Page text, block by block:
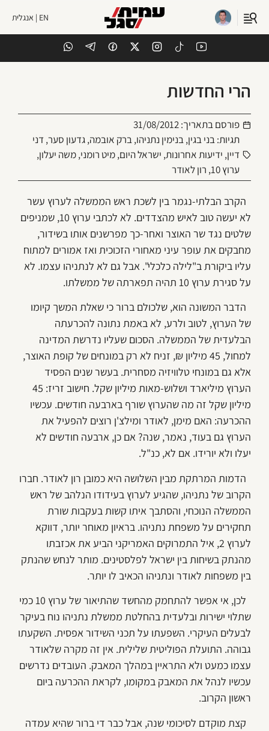
EN | אנגלית
הרי החדשות
פורסם בתאריך:31/08/2012
תגיות:בני בגין,בנימין נתניהו,ברק אובמה,גדעון סער, דני
דיין, ידיעות אחרונות, ישראל היום,מיט רומני,משה יעלון,
ערוץ 10
, רון לאודר
הקרב הבלתי-נגמר בין לשכת ראש הממשלה לערוץ עשר
לא יעשה טוב לאיש מהצדדים. לא לכתבי ערוץ 10, שמניפים
שלטים נגד שר האוצר ואחר-כך מפרשנים אותו בשידור,
מחבקים את עופר עיני מאחורי הזכוכית ואז אמורים למתוח
עליו ביקורת ב"לילה כלכלי". אבל גם לא לנתניהו עצמו. לא
על סגירת ערוץ 10 תהיה תפארתה של ממשלתו.
הדבר המשונה הוא, שלכולם ברור כי שאלת המשך קיומו
של הערוץ, לטוב ולרע, לא באמת נתונה להכרעתה
הבלעדית של הממשלה. הסכום שעליו נדרשת המדינה
למחול, 45 מיליון ₪, זניח לא רק במונחים של קופת האוצר,
אלא גם במונחי טלוויזיה מסחרית. בעשר שנים הפסיד
הערוץ מיליארד ושלוש-מאות מיליון שקל. חישוב זריז: 45
מיליון שקל זה מה שהערוץ שורף בארבעה חודשים. עכשיו
ההכרעה: האם מימן, לאודר ומילצ'ן רוצים להפעיל את
הערוץ גם בעוד, נאמר, שנה? אם כן, ארבעה חודשים לא
יעלו ולא יורידו. אם לא, כנ"ל.
הדמות המרתקת מבין השלושה היא כמובן רון לאודר. חברו
הקרוב של נתניהו, שהגיע לערוץ בעידודו הנלהב של ראש
הממשלה הנוכחי, והסתבך איתו קשות בעקבות שורת
תחקירים על משפחת נתניהו. בראיון מאוחר יותר, דווקא
לערוץ 2, איל התמרוקים האמריקני הביע את אכזבתו
מהנתק בשיחות בין ישראל לפלסטינים. מותר לנחש שהנתק
בין משפחות לאודר ונתניהו הכאיב לו יותר.
לכן, אי אפשר להתחמק מהחשד שהתיאור של ערוץ 10 כמי
שתלוי ישירות ובלעדית בהחלטת ממשלת נתניהו נוח בעיקר
לבעלים העיקרי. השפעתו על תכני השידור אפסית. השקעתו
גבוהה. התועלת הפוליטית שלילית. אין זה מקרה שלאודר
עצמו כמעט ולא התראיין במהלך המאבק. העובדים נדרשים
עכשיו לנהל את המאבק במקומו, לקראת ההכרעה ביום
ראשון הקרוב.
קצת מוקדם לסיכומי שנה, אבל כבר די ברור שהיא עמדה